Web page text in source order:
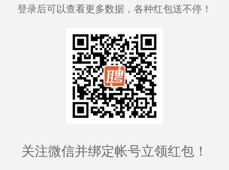
登录后可以查看更多数据，各种红包送不停！
关注微信并绑定帐号立领红包！